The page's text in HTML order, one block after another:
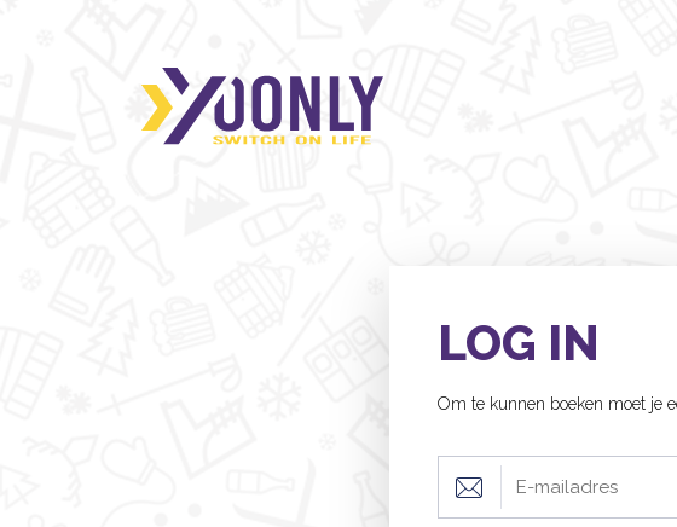
LOG IN
Om te kunnen boeken moet je